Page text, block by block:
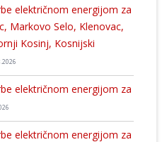
električnom energijom za
Markovo Selo, Klenovac,
Kosinj, Kosnijski
električnom energijom za
električnom energijom za